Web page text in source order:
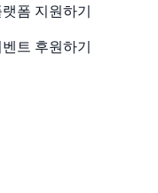
폼 지원하기
트 후원하기